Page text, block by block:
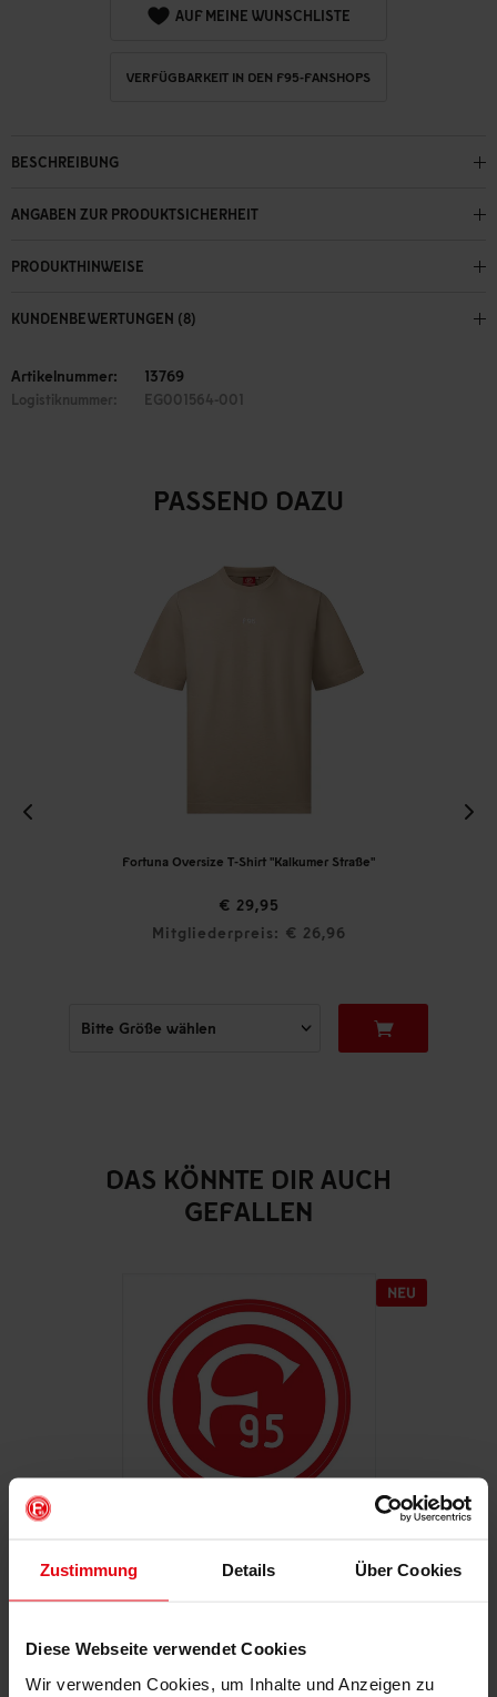
Zustimmung Details Über Cookies
Diese Webseite verwendet Cookies
Wir verwenden Cookies, um Inhalte und Anzeigen zu
AUF MEINE WUNSCHLISTE
VERFÜGBARKEIT IN DEN F95-FANSHOPS
BESCHREIBUNG
ANGABEN ZUR PRODUKTSICHERHEIT
PRODUKTHINWEISE
KUNDENBEWERTUNGEN (8)
Artikelnummer: 13769
Logistiknummer: EG001564-001
PASSEND DAZU
Fortuna Oversize T-Shirt "Kalkumer Straße"
€ 29,95
Mitgliederpreis: € 26,96
DAS KÖNNTE DIR AUCH
GEFALLEN
Autoaufkleber "Retro"
Mitgliederpreis: € 2,65